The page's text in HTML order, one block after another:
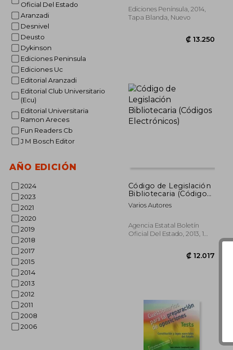
Oficial Del Estado
Aranzadi
Desnivel
Deusto
Dykinson
Ediciones Peninsula
Ediciones Uc
Editorial Aranzadi
Editorial Club Universitario
(Ecu)
Editorial Universitaria
Ramon Areces
Fun Readers Cb
J M Bosch Editor
AÑO EDICIÓN
2024
2023
2021
2020
2019
2018
2017
2015
2014
2013
2012
2011
2008
2006
Ediciones Península, 2014,
Tapa Blanda, Nuevo
Código de Legislación
Bibliotecaria (Códigos
Electrónicos)
Varios Autores
Agencia Estatal Boletín
Oficial Del Estado, 2013, 1